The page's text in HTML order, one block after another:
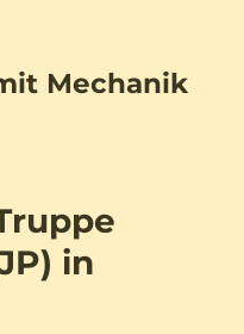
Mechanik
in